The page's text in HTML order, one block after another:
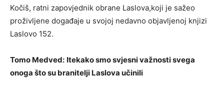
Kočiš, ratni zapovjednik obrane Laslova,koji je sažeo
proživljene događaje u svojoj nedavno objavljenoj knjizi
Laslovo 152.
Tomo Medved: Itekako smo svjesni važnosti svega
onoga što su branitelji Laslova učinili